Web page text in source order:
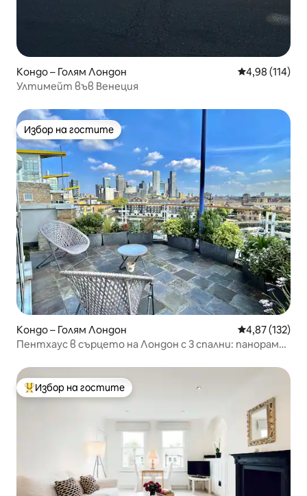
Кондо – Голям Лондон Средна
4,98 (114)
Ултимейт във Венеция
Избор на гостите
Избор на гостите
Кондо – Голям Лондон Средна
4,87 (132)
Пентхаус в сърцето на Лондон с 3 спални: панорама
Най-популярен избор на гостите
Избор на гостите